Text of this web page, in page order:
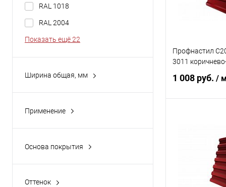
RAL 1018
RAL 2004
Показать ещё 22
Ширина общая, мм
800
Применение
Основа покрытия
Оттенок
Профнастил
3011
1 008 руб. /
Купить в 1
В избранное